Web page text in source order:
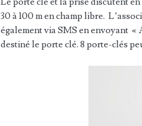
30 à 100 m en champ libre.
également via SMS en envoyant «
destiné le porte clé. 8 porte-clés